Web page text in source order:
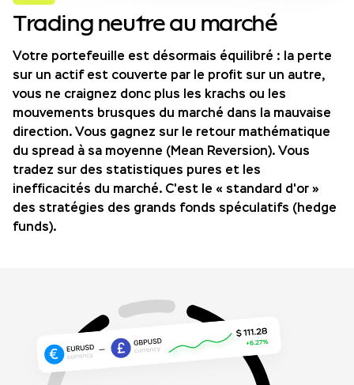
Trading neutre au marché
Votre portefeuille est désormais équilibré : la perte
sur un actif est couverte par le profit sur un autre,
vous ne craignez donc plus les krachs ou les
mouvements brusques du marché dans la mauvaise
direction. Vous gagnez sur le retour mathématique
du spread à sa moyenne (Mean Reversion). Vous
tradez sur des statistiques pures et les
inefficacités du marché. C'est le « standard d'or »
des stratégies des grands fonds spéculatifs (hedge
funds).